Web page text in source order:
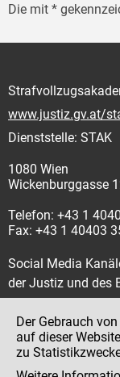
Die mit *
www.justiz.gv.at/
Dienststelle: STAK
1080 Wien
Wickenburggasse
Telefon: +43 1
Fax: +43 1 40403
Social Media
der Justiz und des
Impressum
Der Gebrauch
auf dieser
zu